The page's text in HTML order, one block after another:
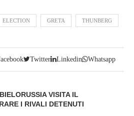
ELECTION GRETA THUNBERG
Twitter Linkedin Whatsapp
VISITA IL
I RIVALI DETENUTI